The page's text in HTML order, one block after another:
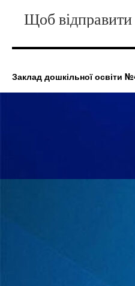
Щоб
Заклад дошкільної освіти